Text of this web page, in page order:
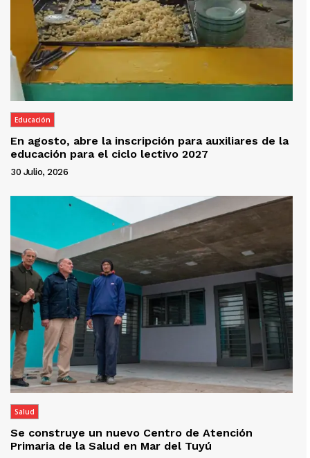
Educación
En agosto, abre la inscripción para auxiliares de la
educación para el ciclo lectivo 2027
30 Julio, 2026
Salud
Se construye un nuevo Centro de Atención
Primaria de la Salud en Mar del Tuyú